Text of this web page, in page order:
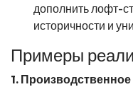
дополнить лофт-
историчности и
Примеры
1.